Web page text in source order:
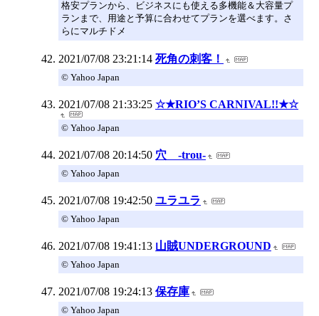
格安プランから、ビジネスにも使える多機能＆大容量プ
ランまで、用途と予算に合わせてプランを選べます。さ
らにマルチドメ
2021/07/08 23:21:14 死角の刺客！
© Yahoo Japan
2021/07/08 21:33:25 ☆★RIO’S CARNIVAL!!★☆
© Yahoo Japan
2021/07/08 20:14:50 穴 -trou-
© Yahoo Japan
2021/07/08 19:42:50 ユラユラ
© Yahoo Japan
2021/07/08 19:41:13 山賊UNDERGROUND
© Yahoo Japan
2021/07/08 19:24:13 保存庫
© Yahoo Japan